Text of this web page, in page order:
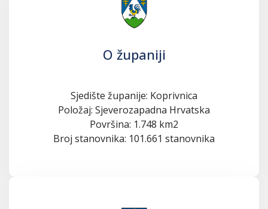
O županiji
Sjedište županije: Koprivnica
Položaj: Sjeverozapadna Hrvatska
Površina: 1.748 km2
Broj stanovnika: 101.661 stanovnika